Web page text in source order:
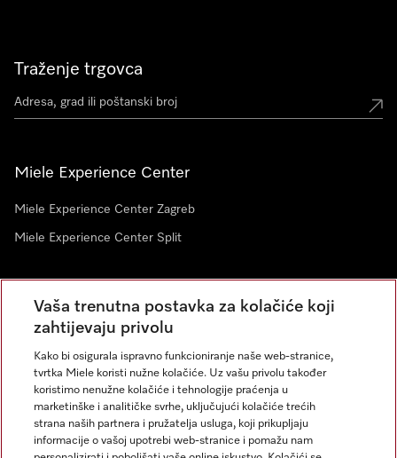
Traženje trgovca
Miele Experience Center
Miele Experience Center Zagreb
Miele Experience Center Split
Newsletter
Vaša trenutna postavka za kolačiće koji
zahtijevaju privolu
Kako bi osigurala ispravno funkcioniranje naše web-stranice,
tvrtka Miele koristi nužne kolačiće. Uz vašu privolu također
koristimo nenužne kolačiće i tehnologije praćenja u
marketinške i analitičke svrhe, uključujući kolačiće trećih
strana naših partnera i pružatelja usluga, koji prikupljaju
informacije o vašoj upotrebi web-stranice i pomažu nam